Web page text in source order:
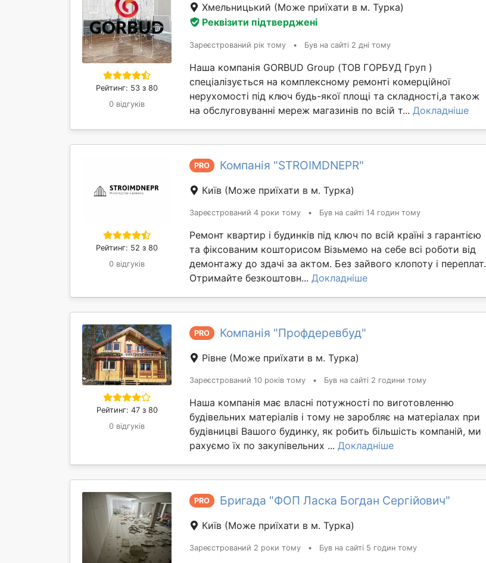
Рейтинг: 53 з 80
0 відгуків
Хмельницький (Може приїхати в м. Турка)
Реквізити підтверджені
Зареєстрований рік тому • Був на сайті 2 дні тому
Наша компанія GORBUD Group (ТОВ ГОРБУД Груп )
спеціалізується на комплексному ремонті комерційної
нерухомості під ключ будь-якої площі та складності,а також
на обслуговуванні мереж магазинів по всій т... Докладніше
Рейтинг: 52 з 80
0 відгуків
PRO Компанія "STROIMDNEPR"
Київ (Може приїхати в м. Турка)
Зареєстрований 4 роки тому • Був на сайті 14 годин тому
Ремонт квартир і будинків під ключ по всій країні з гарантією
та фіксованим кошторисом Візьмемо на себе всі роботи від
демонтажу до здачі за актом. Без зайвого клопоту і переплат.
Отримайте безкоштовн... Докладніше
Рейтинг: 47 з 80
0 відгуків
PRO Компанія "Профдеревбуд"
Рівне (Може приїхати в м. Турка)
Зареєстрований 10 років тому • Був на сайті 2 години тому
Наша компанія має власні потужності по виготовленню
будівельних матеріалів і тому не заробляє на матеріалах при
будівницві Вашого будинку, як робить більшість компаній, ми
рахуємо їх по закупівельних ... Докладніше
PRO Бригада "ФОП Ласка Богдан Сергійович"
Київ (Може приїхати в м. Турка)
Зареєстрований 2 роки тому • Був на сайті 5 годин тому